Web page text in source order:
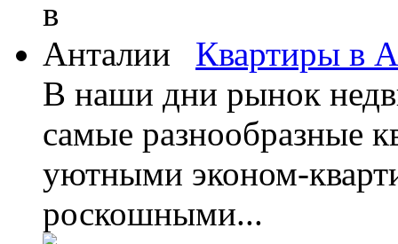
Квартиры в
В наши дни рынок
самые разнообразные
уютными эконом-
роскошными...